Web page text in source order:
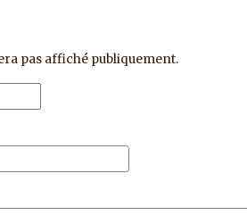
pas affiché publiquement.